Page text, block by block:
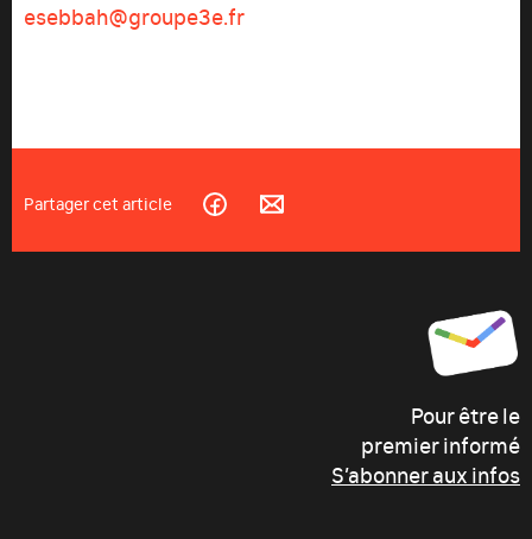
esebbah@groupe3e.fr
Partager cet article
Pour être le
premier informé
S’abonner aux infos